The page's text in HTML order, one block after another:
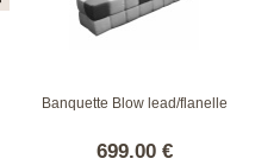
Banquette Blow lead/flanelle
699.00 €